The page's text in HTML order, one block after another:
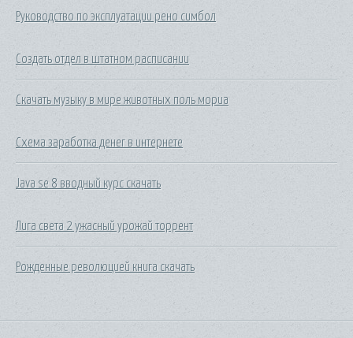
Руководство по эксплуатации рено симбол
Создать отдел в штатном расписании
Скачать музыку в мире животных поль мориа
Схема заработка денег в интернете
Java se 8 вводный курс скачать
Лига света 2 ужасный урожай торрент
Рожденные революцией книга скачать